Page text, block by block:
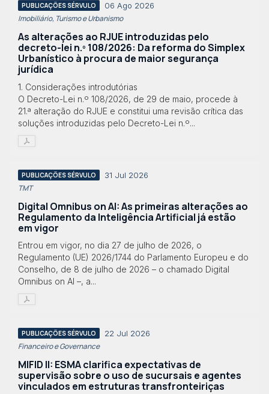
PUBLICAÇÕES SÉRVULO 06 Ago 2026
Imobiliário, Turismo e Urbanismo
As alterações ao RJUE introduzidas pelo
decreto-lei n.º 108/2026: Da reforma do Simplex
Urbanístico à procura de maior segurança
jurídica
1. Considerações introdutórias
O Decreto-Lei n.º 108/2026, de 29 de maio, procede à
21.ª alteração do RJUE e constitui uma revisão crítica das
soluções introduzidas pelo Decreto-Lei n.º...
PUBLICAÇÕES SÉRVULO 31 Jul 2026
TMT
Digital Omnibus on AI: As primeiras alterações ao
Regulamento da Inteligência Artificial já estão
em vigor
Entrou em vigor, no dia 27 de julho de 2026, o
Regulamento (UE) 2026/1744 do Parlamento Europeu e do
Conselho, de 8 de julho de 2026 – o chamado Digital
Omnibus on AI –, a...
PUBLICAÇÕES SÉRVULO 22 Jul 2026
Financeiro e Governance
MIFID II: ESMA clarifica expectativas de
supervisão sobre o uso de sucursais e agentes
vinculados em estruturas transfronteiriças